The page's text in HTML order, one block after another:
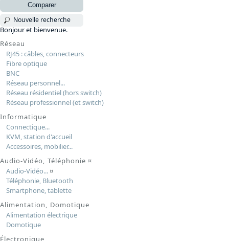
Comparer
Nouvelle recherche
Bonjour et bienvenue.
Réseau
RJ45 : câbles, connecteurs
Fibre optique
BNC
Réseau personnel...
Réseau résidentiel (hors switch)
Réseau professionnel (et switch)
Informatique
Connectique...
KVM, station d'accueil
Accessoires, mobilier...
Audio-Vidéo, Téléphonie ¤
Audio-Vidéo...¤
Téléphonie, Bluetooth
Smartphone, tablette
Alimentation, Domotique
Alimentation électrique
Domotique
Électronique